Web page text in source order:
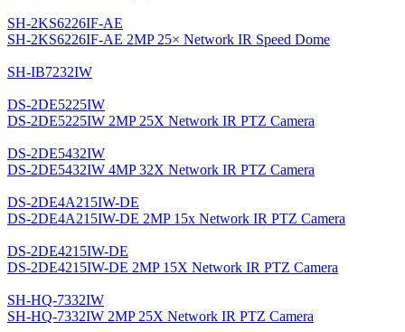
SH-2KS6226IF-AE
SH-2KS6226IF-AE 2MP 25× Network IR Speed Dome
SH-IB7232IW
DS-2DE5225IW
DS-2DE5225IW 2MP 25X Network IR PTZ Camera
DS-2DE5432IW
DS-2DE5432IW 4MP 32X Network IR PTZ Camera
DS-2DE4A215IW-DE
DS-2DE4A215IW-DE 2MP 15x Network IR PTZ Camera
DS-2DE4215IW-DE
DS-2DE4215IW-DE 2MP 15X Network IR PTZ Camera
SH-HQ-7332IW
SH-HQ-7332IW 2MP 25X Network IR PTZ Camera